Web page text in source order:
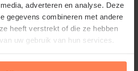
adverteren en analyse. Deze
gegevens combineren met andere
heeft verstrekt of die ze hebben
uw gebruik van hun services.
communis 'Beurré